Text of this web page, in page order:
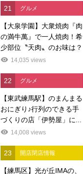
21 グルメ
【大泉学園】大衆焼肉『肉
の満牛萬』で一人焼肉！希
少部位〝天肉〟のお味は？
14,035 views
22 グルメ
【東武練馬駅】のまんまる
おにぎり♪行列のできる手
づくりの店「伊勢屋」に...
14,008 views
23 開店閉店情報
【練馬区】光が丘IMAの、